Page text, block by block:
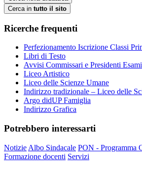
Cerca in tutto il sito
Ricerche frequenti
Perfezionamento Iscrizione Classi
Libri di Testo
Avvisi Commissari e Presidenti
Liceo Artistico
Liceo delle Scienze Umane
Indirizzo tradizionale – Liceo delle
Argo didUP Famiglia
Indirizzo Grafica
Potrebbero interessarti
Notizie Albo Sindacale PON - Programma
Formazione docenti Servizi